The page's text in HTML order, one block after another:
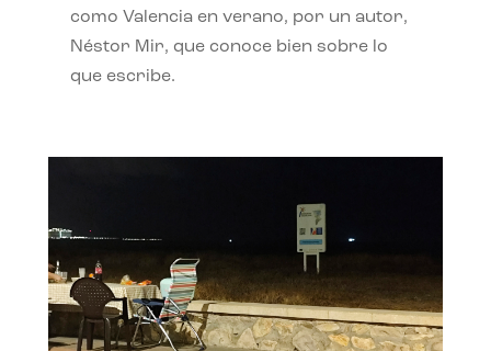
como Valencia en verano, por un autor,
Néstor Mir, que conoce bien sobre lo
que escribe.